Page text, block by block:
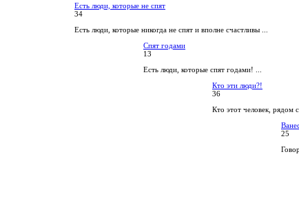
Есть люди, которые не спят
34
Есть люди, которые никогда не спят и вполне счастливы ...
Спят годами
13
Есть люди, которые спят годами! ...
Кто эти люди?!
36
Кто этот человек, рядом
25